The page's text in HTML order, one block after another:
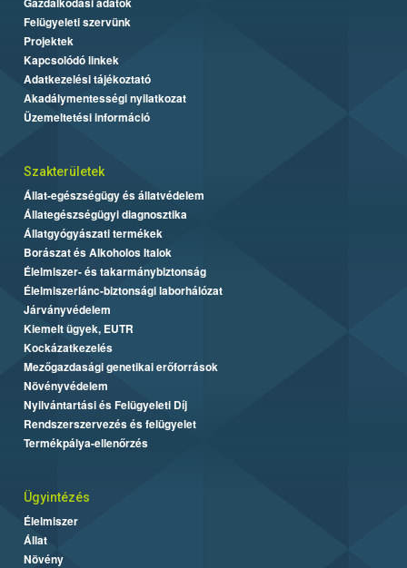
Felügyeleti szervünk
Projektek
Kapcsolódó linkek
Adatkezelési tájékoztató
Akadálymentességi nyilatkozat
Üzemeltetési információ
Szakterületek
Állat-egészségügy és állatvédelem
Állategészségügyi diagnosztika
Állatgyógyászati termékek
Borászat és Alkoholos Italok
Élelmiszer- és takarmánybiztonság
Élelmiszerlánc-biztonsági laborhálózat
Járványvédelem
Kiemelt ügyek, EUTR
Kockázatkezelés
Mezőgazdasági genetikai erőforrások
Növényvédelem
Nyilvántartási és Felügyeleti Díj
Rendszerszervezés és felügyelet
Termékpálya-ellenőrzés
Ügyintézés
Élelmiszer
Állat
Növény